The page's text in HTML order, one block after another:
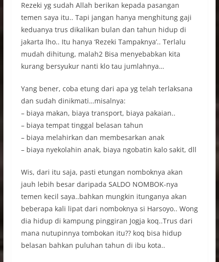
Rezeki yg sudah Allah berikan kepada pasangan
temen saya itu.. Tapi jangan hanya menghitung gaji
keduanya trus dikalikan bulan dan tahun hidup di
jakarta lho.. Itu hanya ‘Rezeki Tampaknya’.. Terlalu
mudah dihitung, malah2 Bisa menyebabkan kita
kurang bersyukur nanti klo tau jumlahnya…
Yang bener, coba etung dari apa yg telah terlaksana
dan sudah dinikmati…misalnya:
– biaya makan, biaya transport, biaya pakaian..
– biaya tempat tinggal belasan tahun
– biaya melahirkan dan membesarkan anak
– biaya nyekolahin anak, biaya ngobatin kalo sakit, dll
Wis, dari itu saja, pasti etungan nomboknya akan
jauh lebih besar daripada SALDO NOMBOK-nya
temen kecil saya..bahkan mungkin itunganya akan
beberapa kali lipat dari nomboknya si Harsoyo.. Wong
dia hidup di kampung pinggiran Jogja koq..Trus dari
mana nutupinnya tombokan itu?? koq bisa hidup
belasan bahkan puluhan tahun di ibu kota..